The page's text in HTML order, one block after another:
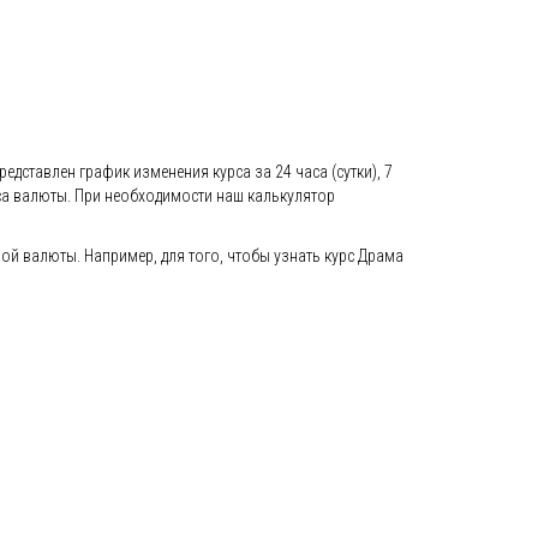
график изменения курса за 24 часа (сутки), 7
валюты. При необходимости наш калькулятор
валюты. Например, для того, чтобы узнать курс Драма